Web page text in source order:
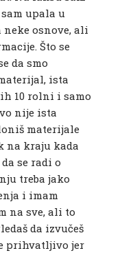
upala u
osnove, ali
Što se
da smo
ista
10 rolni i samo
nije ista
materijale
na kraju kada
se radi o
treba jako
i imam
na sve, ali to
da izvučeš
prihvatljivo jer